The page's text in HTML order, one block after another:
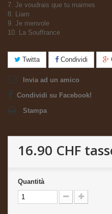
7. Je voudrais que tu maimes
8. Liam
9. Je menvole
10. La Souffrance
Twitta Condividi
Invia ad un amico
Condividi su Facebook!
Stampa
16.90 CHF
Quantità